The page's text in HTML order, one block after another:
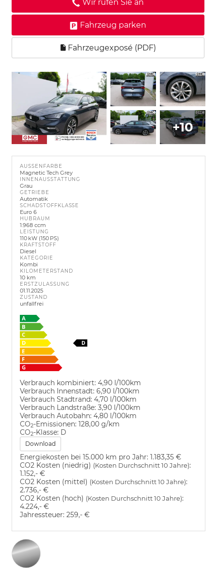
Wir rufen Sie an
Fahrzeug parken
Fahrzeugexposé (PDF)
+10
AUSSENFARBE
Magnetic Tech Grey
INNENAUSSTATTUNG
Grau
GETRIEBE
Automatik
SCHADSTOFFKLASSE
Euro 6
HUBRAUM
1.968 ccm
LEISTUNG
110 kW (150 PS)
KRAFTSTOFF
Diesel
KATEGORIE
Kombi
KILOMETERSTAND
10 km
ERSTZULASSUNG
01.11.2025
ZUSTAND
unfallfrei
Verbrauch kombiniert: 4,90 l/100km
Verbrauch Innenstadt: 6,90 l/100km
Verbrauch Stadtrand: 4,70 l/100km
Verbrauch Landstraße: 3,90 l/100km
Verbrauch Autobahn: 4,80 l/100km
CO2-Emissionen: 128,00 g/km
CO2-Klasse: D
Download
Energiekosten bei 15.000 km pro Jahr: 1.183,35 €
CO2 Kosten (niedrig) (Kosten Durchschnitt 10 Jahre):
1.152,- €
CO2 Kosten (mittel) (Kosten Durchschnitt 10 Jahre):
2.736,- €
CO2 Kosten (hoch) (Kosten Durchschnitt 10 Jahre):
4.224,- €
Jahressteuer: 259,- €